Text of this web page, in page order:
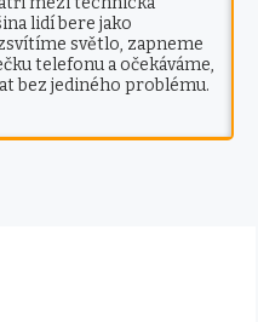
lidí bere jako
světlo, zapneme
telefonu a očekáváme,
bez jediného problému.